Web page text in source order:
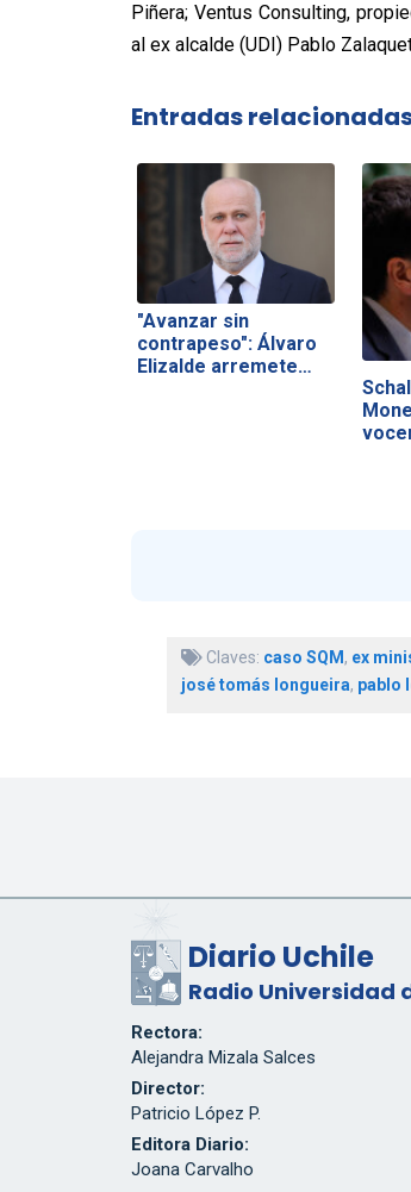
Piñera; Ventus Consulting,
al ex alcalde (UDI) Pablo
Entradas
"Avanzar sin
contrapeso": Álvaro
Elizalde arremete…
Claves: caso SQM, ex
josé tomás longueira, pablo
Diario Uchile
Radio Universidad
Rectora:
Alejandra Mizala Salces
Director:
Patricio López P.
Editora Diario:
Joana Carvalho